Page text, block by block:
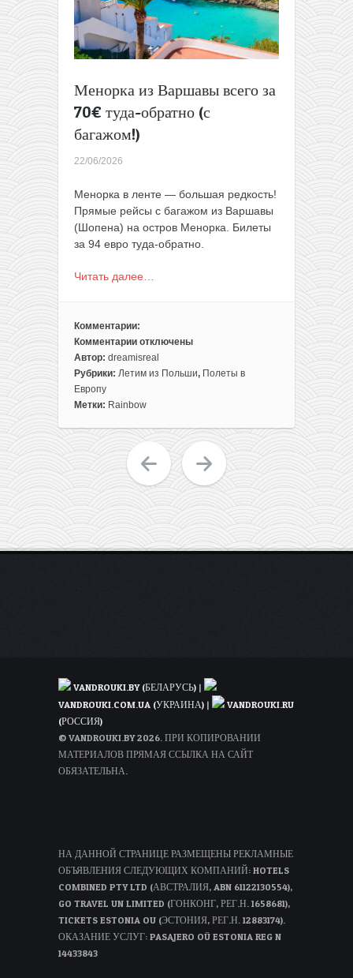
Польши
(с
багажом)
Менорка из Варшавы всего за
70€ туда-обратно (с
багажом!)
22/06/2026
Менорка в ленте — большая редкость!
Прямые рейсы с багажом из Варшавы
(Шопена) на остров Менорка. Билеты
за 94 евро туда-обратно.
Читать далее…
Комментарии:
Комментарии
к
записи
Менорка
из
всего
за
70€
туда-
обратно
отключены
Автор: dreamisreal
Рубрики: Летим из Польши, Полеты в
Европу
Метки: Rainbow
VANDROUKI.BY (БЕЛАРУСЬ) |
VANDROUKI.COM.UA (УКРАИНА) |
VANDROUKI.RU
(РОССИЯ)
© VANDROUKI.BY 2026. ПРИ КОПИРОВАНИИ
МАТЕРИАЛОВ ПРЯМАЯ ССЫЛКА НА САЙТ
ОБЯЗАТЕЛЬНА.
НА ДАННОЙ СТРАНИЦЕ РАЗМЕЩЕНЫ РЕКЛАМНЫЕ
ОБЪЯВЛЕНИЯ СЛЕДУЮЩИХ КОМПАНИЙ: HOTELS
COMBINED PTY LTD (АВСТРАЛИЯ, ABN 61122130554),
GO TRAVEL UN LIMITED (ГОНКОНГ, РЕГ.Н. 1658681),
TICKETS ESTONIA OU (ЭСТОНИЯ, РЕГ.Н. 12883174).
ОКАЗАНИЕ УСЛУГ: PASAJERO OÜ ESTONIA REG N
14433843